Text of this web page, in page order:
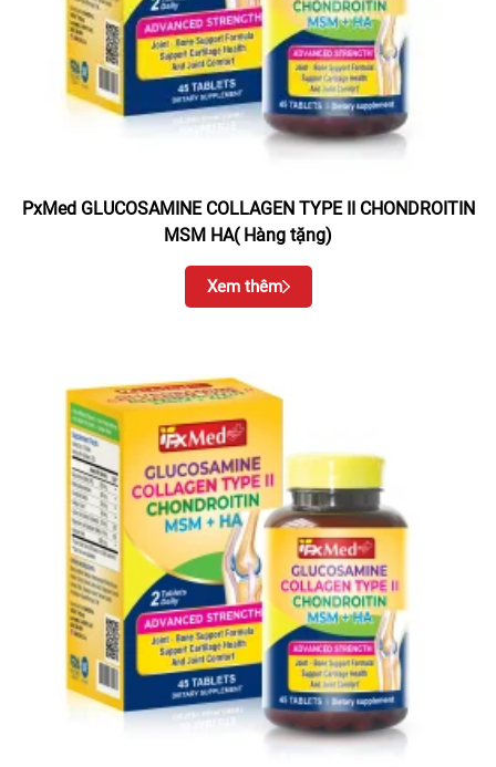
PxMed GLUCOSAMINE COLLAGEN TYPE II CHONDROITIN
MSM HA( Hàng tặng)
Xem thêm